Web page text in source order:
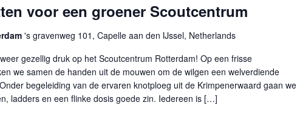
voor een groener Scoutcentrum
's gravenweg 101, Capelle aan den IJssel, Netherlands
gezellig druk op het Scoutcentrum Rotterdam! Op een frisse
we samen de handen uit de mouwen om de wilgen een welverdiende
begeleiding van de ervaren knotploeg uit de Krimpenerwaard gaan we
ladders en een flinke dosis goede zin. Iedereen is […]